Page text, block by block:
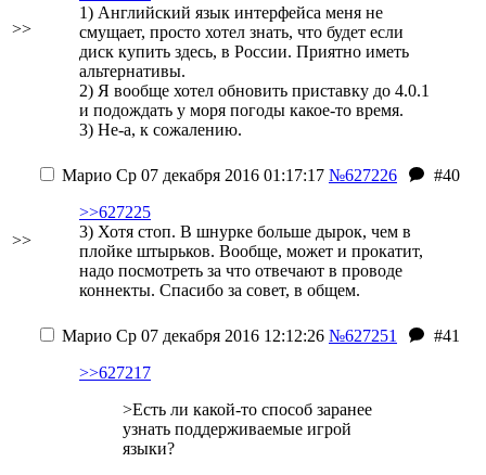
>>
1) Английский язык интерфейса меня не
смущает, просто хотел знать, что будет если
диск купить здесь, в России. Приятно иметь
альтернативы.
2) Я вообще хотел обновить приставку до 4.0.1
и подождать у моря погоды какое-то время.
3) Не-а, к сожалению.
>>
Марио Ср 07 декабря 2016 01:17:17 №627226
#40
>>627225
3) Хотя стоп. В шнурке больше дырок, чем в
плойке штырьков. Вообще, может и прокатит,
надо посмотреть за что отвечают в проводе
коннекты. Спасибо за совет, в общем.
Марио Ср 07 декабря 2016 12:12:26 №627251
#41
>>627217
>Есть ли какой-то способ заранее
узнать поддерживаемые игрой
языки?